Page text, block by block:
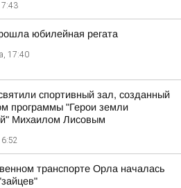
юбилейная регата
17:40
спортивный зал, созданный
программы "Герои земли
Михаилом Лисовым
транспорте Орла началась